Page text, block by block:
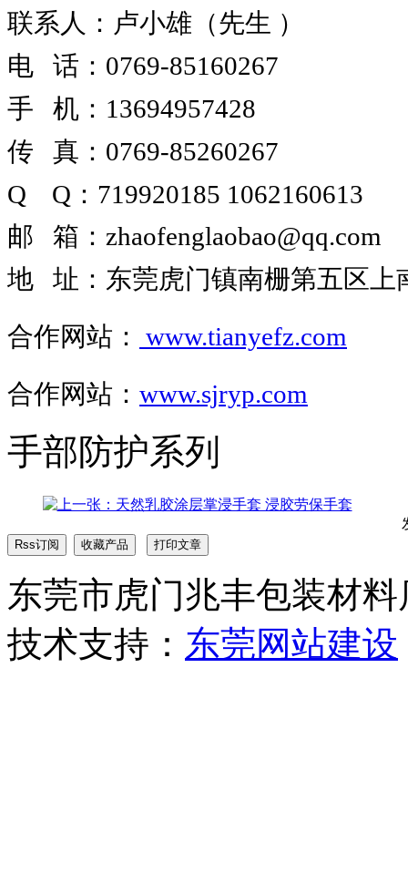
联系人：卢小雄（先生 ）
电 话：0769-85160267
手 机：13694957428
传 真：0769-85260267
Q Q ： 719920185 1062160613
邮 箱 ： zhaofenglaobao@qq.com
地 址 ： 东莞虎门镇南栅第五区上
合作网站 ： www.tianyefz.com
合作网站： www.sjryp.com
手部防护系列
东莞市虎门兆丰包装材
技术支持： 东莞网站建设